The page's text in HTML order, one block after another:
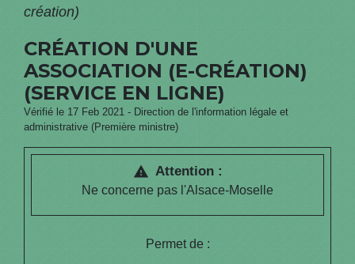
création)
CRÉATION D'UNE
ASSOCIATION (E-CRÉATION)
(SERVICE EN LIGNE)
Vérifié le 17 Feb 2021 - Direction de l'information légale et
administrative (Première ministre)
warning Attention :
Ne concerne pas l'Alsace-Moselle
Permet de :